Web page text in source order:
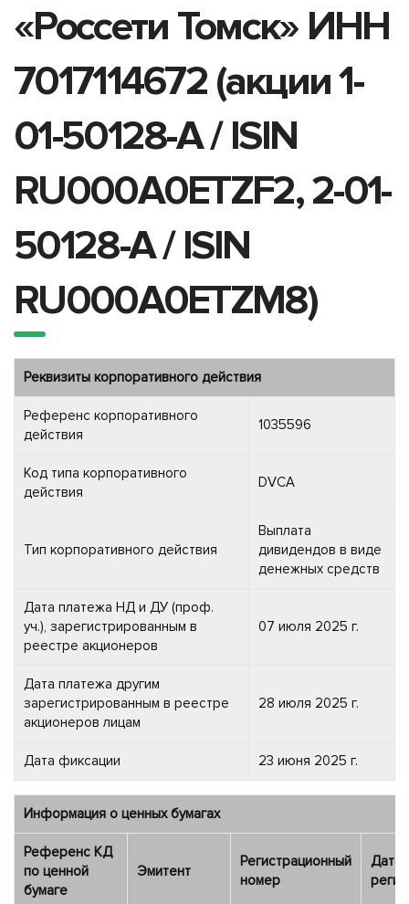
«Россети Томск» ИНН
7017114672 (акции 1-
01-50128-A / ISIN
RU000A0ETZF2, 2-01-
50128-A / ISIN
RU000A0ETZM8)
Реквизиты корпоративного действия
Референс корпоративного
действия
1035596
Код типа корпоративного
действия
DVCA
Тип корпоративного действия
Выплата
дивидендов в виде
денежных средств
Дата платежа НД и ДУ (проф.
уч.), зарегистрированным в
реестре акционеров
07 июля 2025 г.
Дата платежа другим
зарегистрированным в реестре
акционеров лицам
28 июля 2025 г.
Дата фиксации 23 июня 2025 г.
Информация о ценных бумагах
Референс КД
по ценной
бумаге
Эмитент
Регистрационный
номер
Дата